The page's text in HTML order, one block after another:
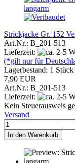
Strickjacke Gr. 152
Art.Nr.: B_201-513
Lieferzeit:
(*gilt nur für
Lagerbestand: 1 Stück
7,90 EUR
Art.Nr.: B_201-513
Lieferzeit:
Kein Steuerausweis
Versand
In den Warenkorb